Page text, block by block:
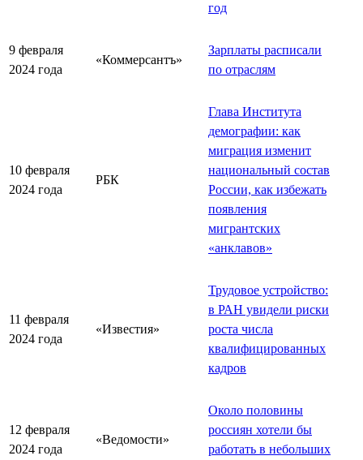
год
9 февраля
2024 года
«Коммерсантъ»
Зарплаты расписали
по отраслям
10 февраля
2024 года
РБК
Глава Института
демографии: как
миграция изменит
национальный состав
России, как избежать
появления
мигрантских
«анклавов»
11 февраля
2024 года
«Известия»
Трудовое устройство:
в РАН увидели риски
роста числа
квалифицированных
кадров
12 февраля
2024 года
«Ведомости»
Около половины
россиян хотели бы
работать в небольших